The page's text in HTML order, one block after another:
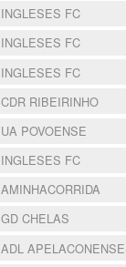
INGLESES FC
INGLESES FC
INGLESES FC
CDR RIBEIRINHO
UA POVOENSE
INGLESES FC
AMINHACORRIDA
GD CHELAS
ADL